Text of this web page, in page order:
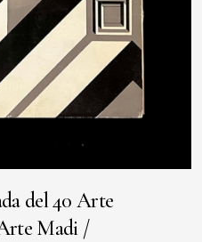
del 40 Arte
Madi /